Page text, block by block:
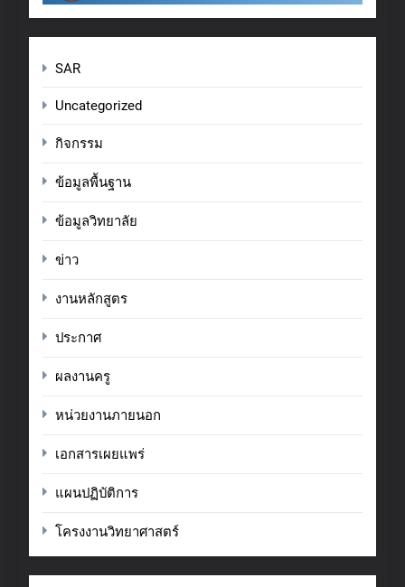
SAR
Uncategorized
กิจกรรม
ข้อมูลพื้นฐาน
ข้อมูลวิทยาลัย
ข่าว
งานหลักสูตร
ประกาศ
ผลงานครู
หน่วยงานภายนอก
เอกสารเผยแพร่
แผนปฏิบัติการ
โครงงานวิทยาศาสตร์